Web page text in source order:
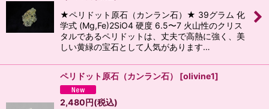
★ペリドット原石（カンラン石）★ 39グラム 化
学式 (Mg,Fe)2SiO4 硬度 6.5〜7 火山性のクリス
タルであるペリドットは、丈夫で高熱に強く、美
しい黄緑の宝石として人気があります…
ペリドット原石（カンラン石） [olivine1]
2,480円(税込)